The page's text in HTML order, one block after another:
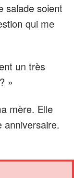
salade soient
qui me
un très
»
mère. Elle